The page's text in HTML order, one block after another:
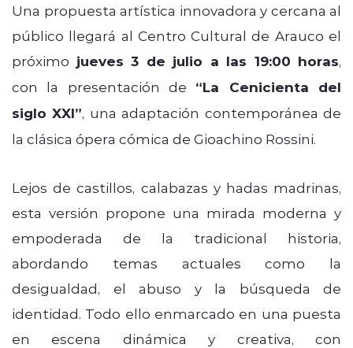
Una propuesta artística innovadora y cercana al
público llegará al Centro Cultural de Arauco el
próximo jueves 3 de julio a las 19:00 horas,
con la presentación de “La Cenicienta del
siglo XXI”, una adaptación contemporánea de
la clásica ópera cómica de Gioachino Rossini.
Lejos de castillos, calabazas y hadas madrinas,
esta versión propone una mirada moderna y
empoderada de la tradicional historia,
abordando temas actuales como la
desigualdad, el abuso y la búsqueda de
identidad. Todo ello enmarcado en una puesta
en escena dinámica y creativa, con